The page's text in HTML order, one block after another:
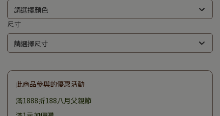
請選擇顏色
尺寸
請選擇尺寸
此商品參與的優惠活動
滿1888折188八月父親節